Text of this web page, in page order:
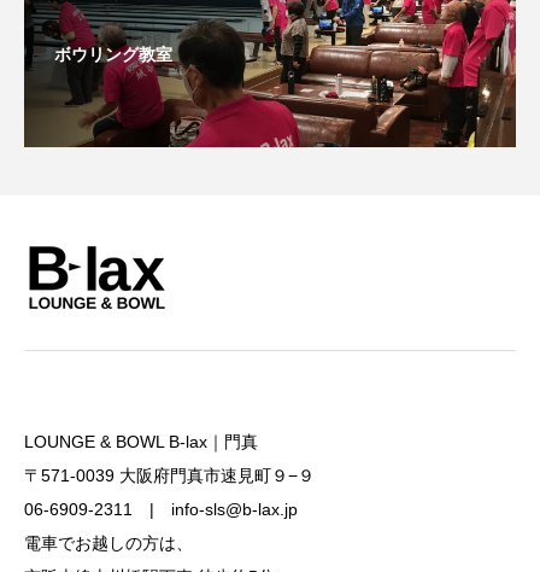
ボウリング教室
LOUNGE & BOWL B-lax｜門真
〒571-0039 大阪府門真市速見町９−９
06-6909-2311 | info-sls@b-lax.jp
電車でお越しの方は、